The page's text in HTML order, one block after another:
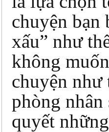
chuyện bạn
xấu” như
không
chuyện như
phòng
quyết